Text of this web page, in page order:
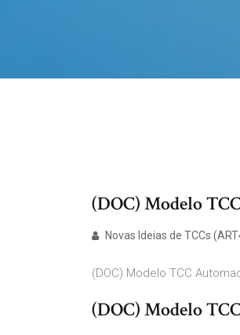
(DOC) Modelo
Novas Ideias de TCCs
(DOC) Modelo TCC
(DOC) Modelo